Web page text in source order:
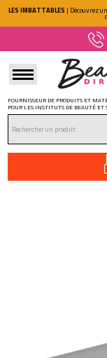
LES IMBATTABLES | Découvrez
FOURNISSEUR DE PRODUITS ET
POUR LES INSTITUTS DE BEAUTÉ ET